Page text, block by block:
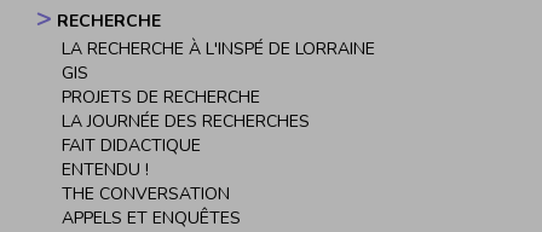
RECHERCHE
LA RECHERCHE À L'INSPÉ DE LORRAINE
GIS
PROJETS DE RECHERCHE
LA JOURNÉE DES RECHERCHES
FAIT DIDACTIQUE
ENTENDU !
THE CONVERSATION
APPELS ET ENQUÊTES